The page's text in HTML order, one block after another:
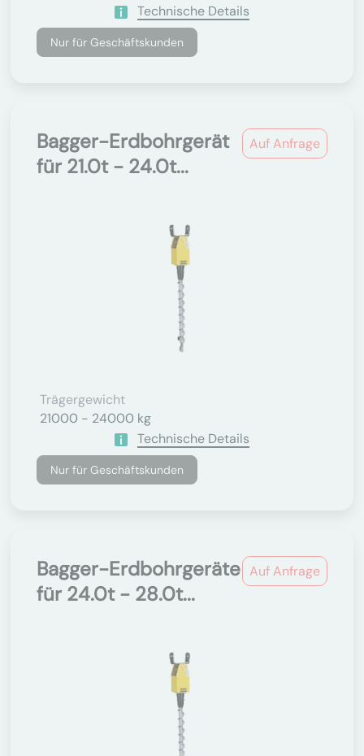
Technische Details
Nur für Geschäftskunden
Auf Anfrage
Bagger-Erdbohrgerät
für 21.0t - 24.0t...
Trägergewicht
21000 - 24000 kg
Technische Details
Nur für Geschäftskunden
Auf Anfrage
Bagger-Erdbohrgeräte
für 24.0t - 28.0t...